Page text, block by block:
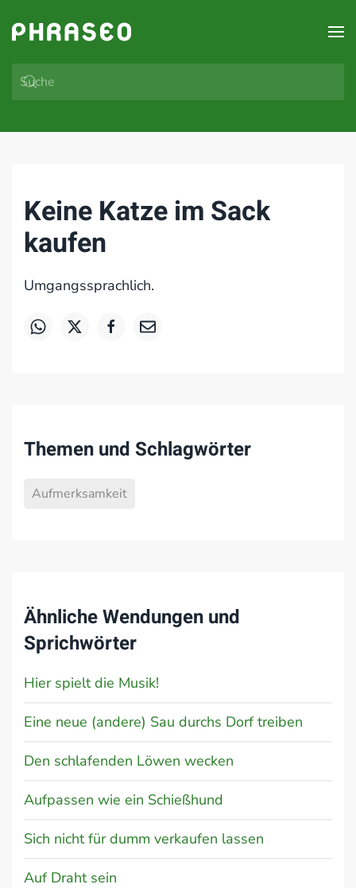
Zum Hauptinhalt springen
Keine Katze im Sack
kaufen
Umgangssprachlich.
Themen und Schlagwörter
Aufmerksamkeit
Ähnliche Wendungen und
Sprichwörter
Hier spielt die Musik!
Eine neue (andere) Sau durchs Dorf treiben
Den schlafenden Löwen wecken
Aufpassen wie ein Schießhund
Sich nicht für dumm verkaufen lassen
Auf Draht sein